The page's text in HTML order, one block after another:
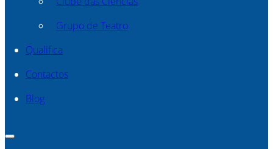
Grupo de Teatro
Qualifica
Contactos
Blog